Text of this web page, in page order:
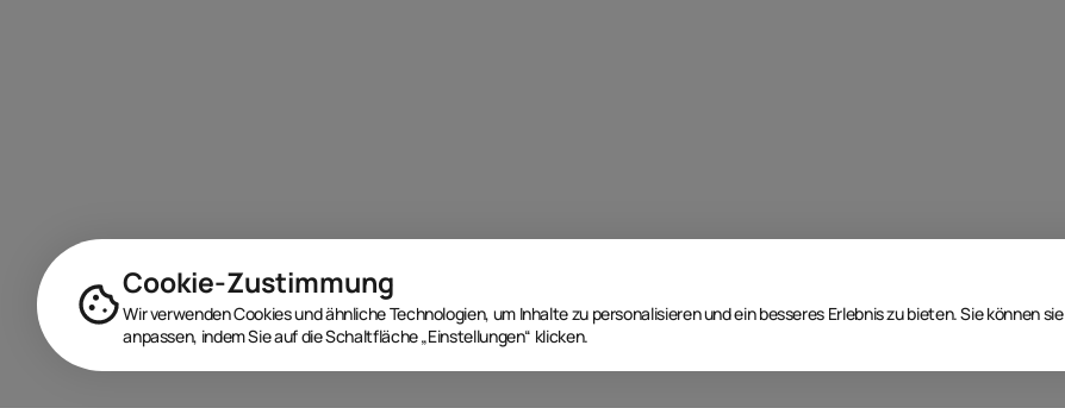
Cookie-Zustimmung
Wir verwenden Cookies und ähnliche Technologien, um Inhalte zu personalisieren und ein besseres Erlebnis zu bieten. Sie können sie
anpassen, indem Sie auf die Schaltfläche „Einstellungen“ klicken.